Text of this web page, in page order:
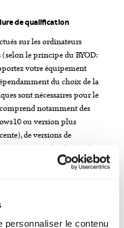
personnaliser le contenu
de qualification
sur les ordinateurs
(selon le principe du BYOD:
votre équipement
du choix de la
sont nécessaires pour le
notamment des
10 ou version plus
de versions de
Microsoft Edge) et de
up. Les exigences détaillées